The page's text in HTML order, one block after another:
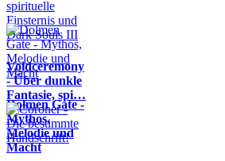
Voidceremony
- Über dunkle
Fantasie, spi…
Dolmen Gate -
Mythos,
Melodie und
Macht